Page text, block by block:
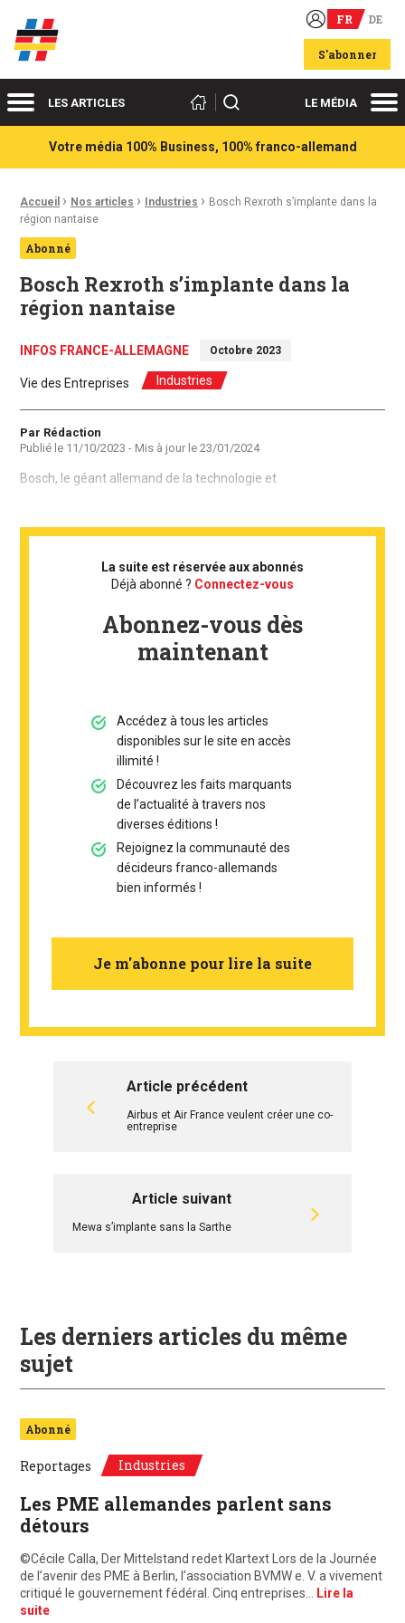
Acteurs du franco-allemand FR DE
S'abonner
MenuLES ARTICLES Rechercher LE MÉDIA
Votre média 100% Business, 100% franco-allemand
Fil d'Ariane :
Accueil › Nos articles › Industries › Bosch Rexroth s’implante dans la
région nantaise
Abonné
Bosch Rexroth s’implante dans la
région nantaise
INFOS FRANCE-ALLEMAGNE Octobre 2023
Vie des Entreprises Industries
Auteur
Par Rédaction
Publié le 11/10/2023 - Mis à jour le 23/01/2024
Bosch, le géant allemand de la technologie et
La suite est réservée aux abonnés
Déjà abonné ? Connectez-vous
Abonnez-vous dès
maintenant
Accédez à tous les articles
disponibles sur le site en accès
illimité !
Découvrez les faits marquants
de l’actualité à travers nos
diverses éditions !
Rejoignez la communauté des
décideurs franco-allemands
bien informés !
Je m'abonne pour lire la suite
Article précédent
Airbus et Air France veulent créer une co-
entreprise
Article suivant
Mewa s’implante sans la Sarthe
Les derniers articles du même
sujet
Abonné
Reportages Industries
Les PME allemandes parlent sans
détours
©Cécile Calla, Der Mittelstand redet Klartext Lors de la Journée
de l’avenir des PME à Berlin, l’association BVMW e. V. a vivement
critiqué le gouvernement fédéral. Cinq entreprises…
Lire la
suite